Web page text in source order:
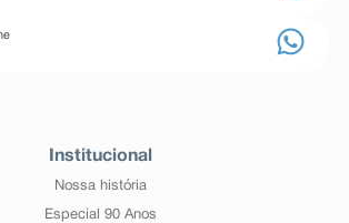
Institucional
Nossa história
Especial 90 Anos